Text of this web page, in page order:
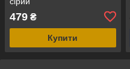
479 ₴
Купити